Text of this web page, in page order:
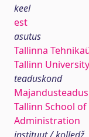
keel
est
asutus
Tallinna
Tallinn
teaduskond
Tallinn School
Administration